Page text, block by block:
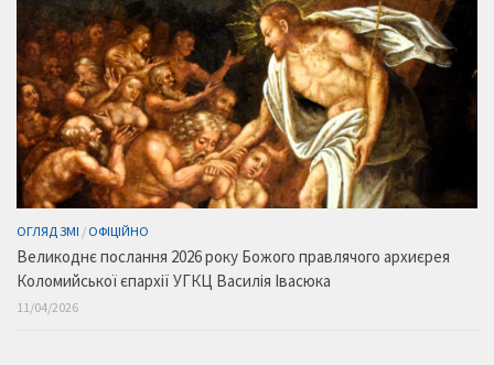
ОГЛЯД ЗМІ / ОФІЦІЙНО
Великоднє послання 2026 року Божого правлячого архиєрея
Коломийської єпархії УГКЦ Василія Івасюка
11/04/2026